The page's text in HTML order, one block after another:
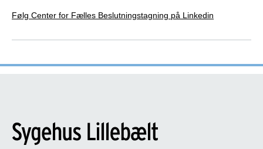
Følg Center for Fælles Beslutningstagning på Linkedin